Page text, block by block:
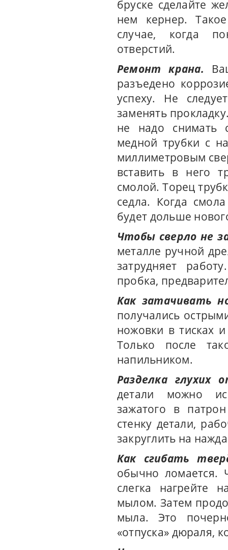
бруске сделайте
нем кернер.
случае, когда
отверстий.
Ремонт крана.
разъедено
успеху. Не
заменять
не надо снимать
медной трубки с
миллиметровым
вставить в него
смолой. Торец
седла. Когда
будет дольше
Чтобы сверло не
металле ручной
затрудняет
пробка,
Как затачивать
получались
ножовки в тисках
Только после
напильником.
Разделка глухих
детали можно
зажатого в
стенку детали,
закруглить на
Как сгибать
обычно ломается.
слегка нагрейте
мылом. Затем
мыла. Это
«отпуска» дюраля,